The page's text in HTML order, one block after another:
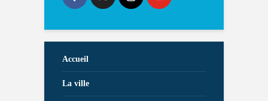
Accueil
La ville